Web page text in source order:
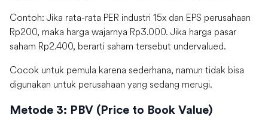
Contoh: Jika rata-rata PER industri 15x dan EPS perusahaan
Rp200, maka harga wajarnya Rp3.000. Jika harga pasar
saham Rp2.400, berarti saham tersebut undervalued.
Cocok untuk pemula karena sederhana, namun tidak bisa
digunakan untuk perusahaan yang sedang merugi.
Metode 3: PBV (Price to Book Value)